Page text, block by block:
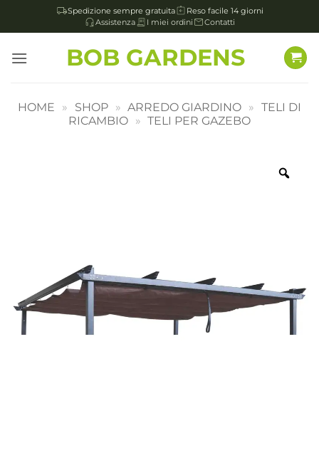
Spedizione sempre gratuita
Reso facile 14 giorni
Assistenza
I miei ordini Contatti
BOB GARDENS
HOME » SHOP » ARREDO GIARDINO » TELI DI
RICAMBIO » TELI PER GAZEBO